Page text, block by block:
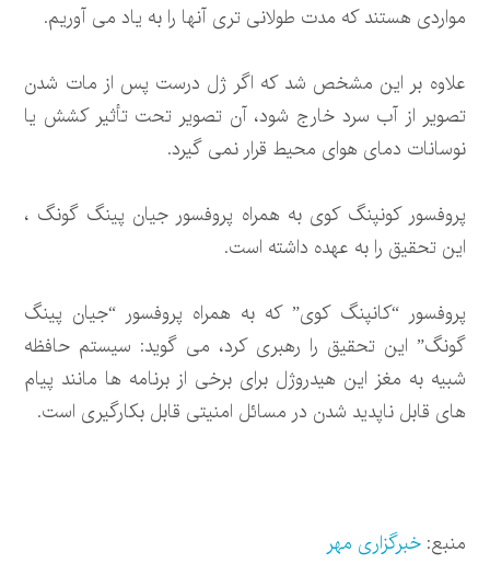
مواردی هستند که مدت طولانی تری آنها را به یاد می آوریم.
علاوه بر این مشخص شد که اگر ژل درست پس از مات شدن
تصویر از آب سرد خارج شود، آن تصویر تحت تأثیر کشش یا
نوسانات دمای هوای محیط قرار نمی گیرد.
پروفسور کونپنگ کوی به همراه پروفسور جیان پینگ گونگ ،
این تحقیق را به عهده داشته است.
پروفسور “کانپنگ کوی” که به همراه پروفسور “جیان پینگ
گونگ” این تحقیق را رهبری کرد، می گوید: سیستم حافظه
شبیه به مغز این هیدروژل برای برخی از برنامه ها مانند پیام
های قابل ناپدید شدن در مسائل امنیتی قابل بکارگیری است.
منبع:خبرگزاری مهر